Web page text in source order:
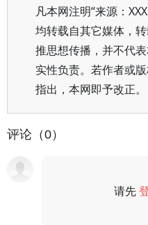
凡本网注明“来源：
均转载自其它媒体，
推思想传播，并不代
实性负责。若作者或
指出，本网即予改正。
评论（0）
请先